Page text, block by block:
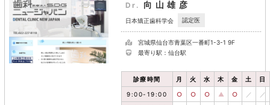
Dr. 向山雄彦
日本矯正歯科学会 認定医
宮城県仙台市青葉区一番町1-3-1 9F
最寄り駅：仙台駅
診療時間 月 火 水 木 金 土 日
9:00-19:00 ○ ○ ○ ▲ ○ ／ ／